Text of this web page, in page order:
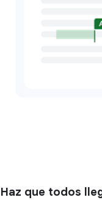
Haz que todos